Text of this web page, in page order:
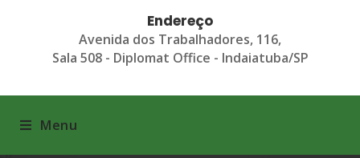
Endereço
Avenida dos Trabalhadores, 116,
Sala 508 - Diplomat Office - Indaiatuba/SP
Menu